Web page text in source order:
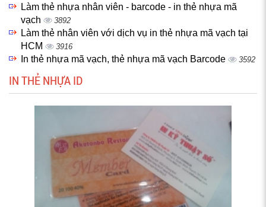
Làm thẻ nhựa nhân viên - barcode - in thẻ nhựa mã
vạch
3892
Làm thẻ nhân viên với dịch vụ in thẻ nhựa mã vạch tại
HCM
3916
In thẻ nhựa mã vạch, thẻ nhựa mã vạch Barcode 3592
IN THẺ NHỰA ID